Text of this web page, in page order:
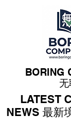
BORING
LATEST
NEWS 最新